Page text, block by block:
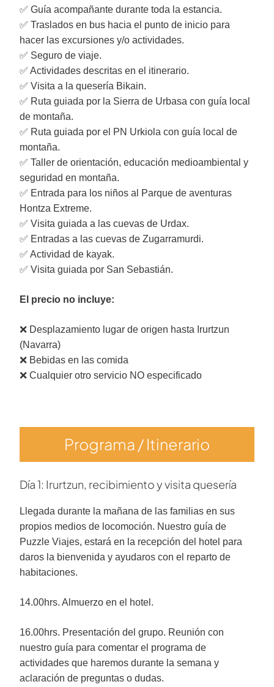
✅ Guía acompañante durante toda la estancia.
✅ Traslados en bus hacia el punto de inicio para
hacer las excursiones y/o actividades.
✅ Seguro de viaje.
✅ Actividades descritas en el itinerario.
✅ Visita a la quesería Bikain.
✅ Ruta guiada por la Sierra de Urbasa con guía local
de montaña.
✅ Ruta guiada por el PN Urkiola con guía local de
montaña.
✅ Taller de orientación, educación medioambiental y
seguridad en montaña.
✅ Entrada para los niños al Parque de aventuras
Hontza Extreme.
✅ Visita guiada a las cuevas de Urdax.
✅ Entradas a las cuevas de Zugarramurdi.
✅ Actividad de kayak.
✅ Visita guiada por San Sebastián.
El precio no incluye:
❌ Desplazamiento lugar de origen hasta Irurtzun
(Navarra)
❌ Bebidas en las comida
❌ Cualquier otro servicio NO especificado
Programa / Itinerario
Día 1: Irurtzun, recibimiento y visita quesería
Llegada durante la mañana de las familias en sus
propios medios de locomoción. Nuestro guía de
Puzzle Viajes, estará en la recepción del hotel para
daros la bienvenida y ayudaros con el reparto de
habitaciones.
14.00hrs. Almuerzo en el hotel.
16.00hrs. Presentación del grupo. Reunión con
nuestro guía para comentar el programa de
actividades que haremos durante la semana y
aclaración de preguntas o dudas.